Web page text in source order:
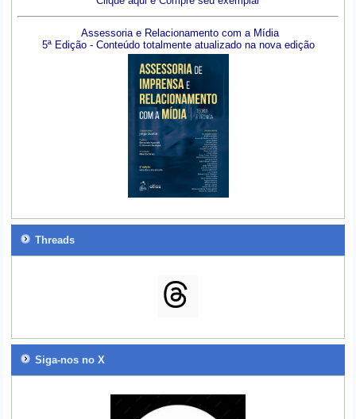
Assessoria e Relacionamento com a Mídia
5ª Edição - Conteúdo totalmente atualizado na nova edição
Threads
Siga-nos no X